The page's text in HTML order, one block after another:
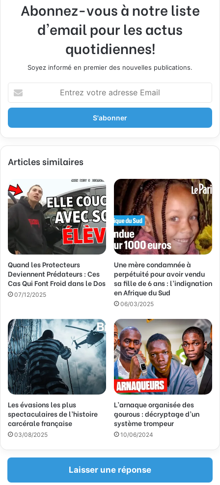
Abonnez-vous à notre liste
d'email pour les actus
quotidiennes!
Soyez informé en premier des nouvelles publications.
t
e
z
o
e
a
d
s
e
E
m
a
Articles similaires
Quand les Protecteurs
Deviennent Prédateurs : Ces
Cas Qui Font Froid dans le Dos
07/12/2025
Une mère condamnée à
perpétuité pour avoir vendu
sa fille de 6 ans : l’indignation
en Afrique du Sud
06/03/2025
Les évasions les plus
spectaculaires de l’histoire
carcérale française
03/08/2025
L’arnaque organisée des
gourous : décryptage d’un
système trompeur
10/06/2024
Laisser une réponse